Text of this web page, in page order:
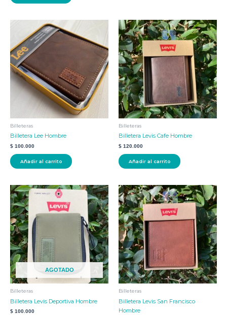
Billeteras
Billetera Lee Hombre
$ 100.000
Añadir al carrito
Billeteras
Billetera Levis Cafe Hombre
$ 120.000
Añadir al carrito
AGOTADO
Billeteras
Billetera Levis Deportiva Hombre
$ 100.000
Billeteras
Billetera Levis San Francisco
Hombre